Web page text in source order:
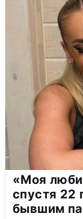
«Моя
спустя 22
бывшим